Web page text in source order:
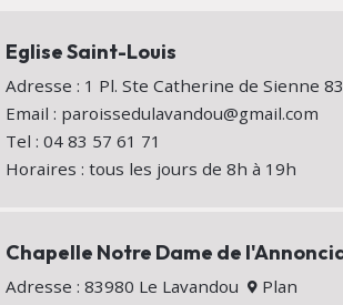
Eglise Saint-Louis
Adresse : 1 Pl. Ste Catherine de Sienne
Email : paroissedulavandou@gmail.com
Tel : 04 83 57 61 71
Horaires : tous les jours de 8h à 19h
Chapelle Notre Dame de
Adresse : 83980 Le Lavandou Plan